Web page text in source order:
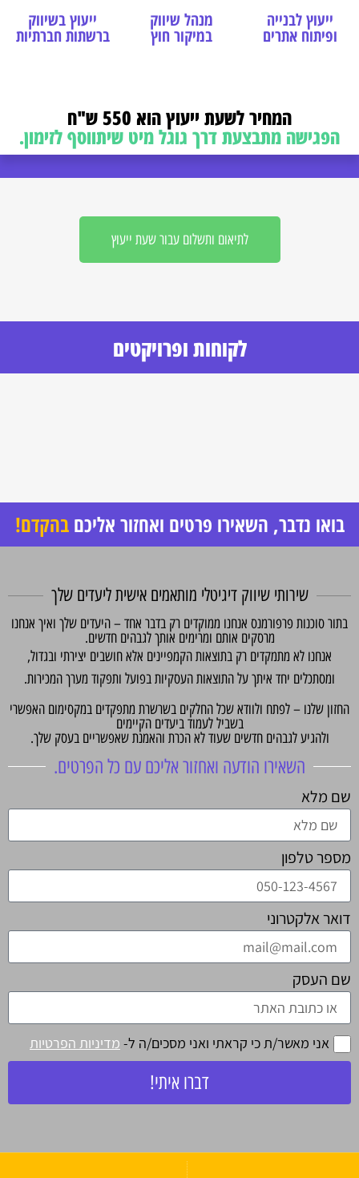
ייעוץ לבנייה
ופיתוח אתרים
מנהל שיווק
במיקור חוץ
ייעוץ בשיווק
ברשתות חברתיות
המחיר לשעת ייעוץ הוא 550 ש"ח
הפגישה מתבצעת דרך גוגל מיט שיתווסף לזימון.
לתיאום ותשלום עבור שעת ייעוץ
לקוחות ופרויקטים
בואו נדבר, השאירו פרטים ואחזור אליכםבהקדם!
שירותי שיווק דיגיטלי מותאמים אישית ליעדים שלך
בתור סוכנות פרפורמנס אנחנו ממוקדים רק בדבר אחד – היעדים שלך ואיך אנחנו
מרסקים אותם ומרימים אותך לגבהים חדשים.
אנחנו לא מתמקדים רק בתוצאות הקמפיינים אלא חושבים יצירתי ובגדול,
ומסתכלים יחד איתך על התוצאות העסקיות בפועל ותפקוד מערך המכירות.
החזון שלנו – לפתח ולוודא שכל החלקים בשרשרת מתפקדים במקסימום האפשרי
בשביל לעמוד ביעדים הקיימים
ולהגיע לגבהים חדשים שעוד לא הכרת והאמנת שאפשריים בעסק שלך.
השאירו הודעה ואחזור אליכם עם כל הפרטים.
שם מלא
מספר טלפון
דואר אלקטרוני
שם העסק
אני מאשר/ת כי קראתי ואני מסכים/ה ל- מדיניות הפרטיות
דברו איתי!